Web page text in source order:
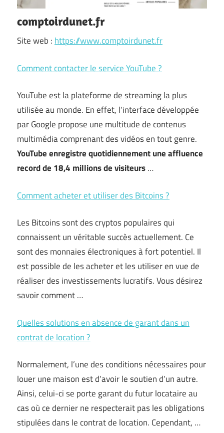
comptoirdunet.fr
Site web : https://www.comptoirdunet.fr
Comment contacter le service YouTube ?
YouTube est la plateforme de streaming la plus
utilisée au monde. En effet, l’interface développée
par Google propose une multitude de contenus
multimédia comprenant des vidéos en tout genre.
YouTube enregistre quotidiennement une affluence
record de 18,4 millions de visiteurs…
Comment acheter et utiliser des Bitcoins ?
Les Bitcoins sont des cryptos populaires qui
connaissent un véritable succès actuellement. Ce
sont des monnaies électroniques à fort potentiel. Il
est possible de les acheter et les utiliser en vue de
réaliser des investissements lucratifs. Vous désirez
savoir comment …
Quelles solutions en absence de garant dans un
contrat de location ?
Normalement, l’une des conditions nécessaires pour
louer une maison est d’avoir le soutien d’un autre.
Ainsi, celui-ci se porte garant du futur locataire au
cas où ce dernier ne respecterait pas les obligations
stipulées dans le contrat de location. Cependant, …